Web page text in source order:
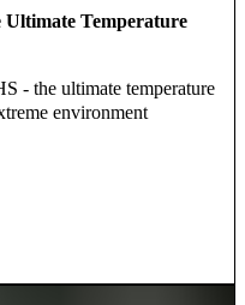
Temperature
- the ultimate temperature
environment